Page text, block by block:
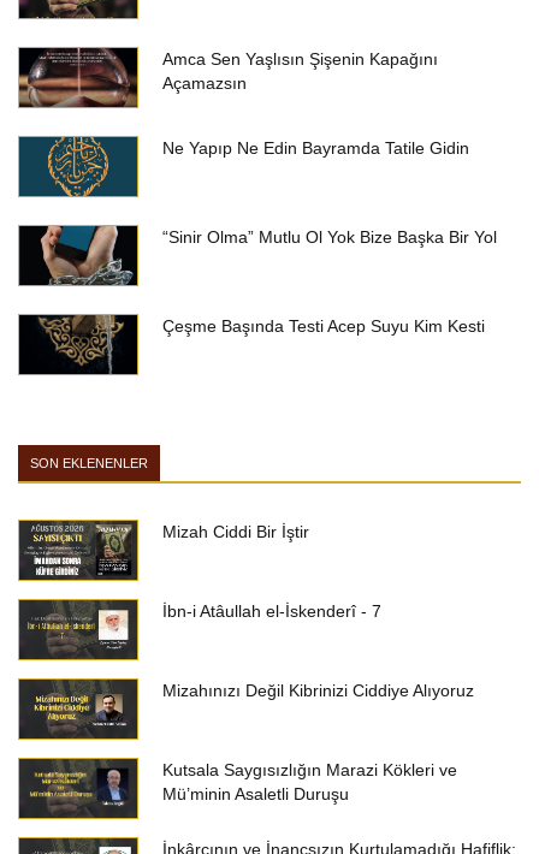
Amca Sen Yaşlısın Şişenin Kapağını
Açamazsın
Ne Yapıp Ne Edin Bayramda Tatile Gidin
“Sinir Olma” Mutlu Ol Yok Bize Başka Bir Yol
Çeşme Başında Testi Acep Suyu Kim Kesti
SON EKLENENLER
Mizah Ciddi Bir İştir
İbn-i Atâullah el-İskenderî - 7
Mizahınızı Değil Kibrinizi Ciddiye Alıyoruz
Kutsala Saygısızlığın Marazi Kökleri ve
Mü’minin Asaletli Duruşu
İnkârcının ve İnançsızın Kurtulamadığı Hafiflik: